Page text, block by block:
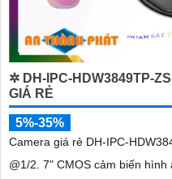
✲ DH-IPC-HDW3849TP-
GIÁ RẺ
5%-35%
Camera giá rẻ DH-IPC-
@1/2. 7" CMOS cảm biến hình